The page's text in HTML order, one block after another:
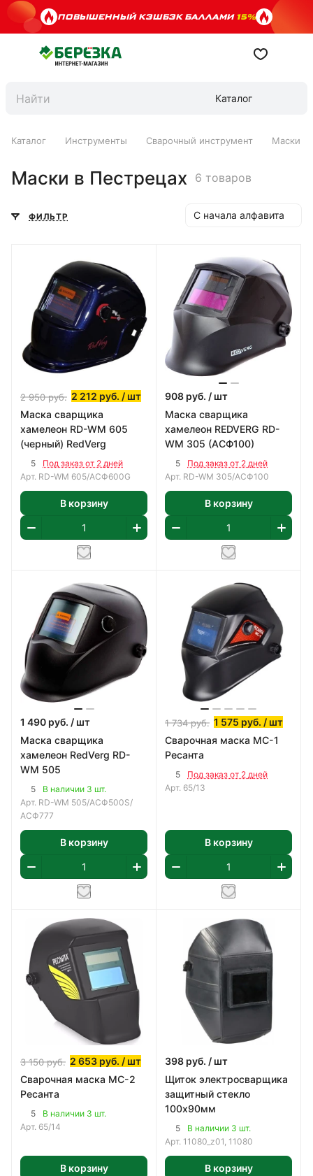
ПОВЫШЕННЫЙ КЭШБЭК БАЛЛАМИ15%
Каталог
Каталог Инструменты Сварочный инструмент Маски
Маски в Пестрецах 6 товаров
ФИЛЬТР С начала алфавита
2 950руб. 2 212 руб. / шт
Маска сварщика
хамелеон RD-WM 605
(черный) RedVerg
5
Под заказ от 2 дней
Арт. RD-WM 605/АСФ600G
В корзину
908 руб. / шт
Маска сварщика
хамелеон REDVERG RD-
WM 305 (АСФ100)
5
Под заказ от 2 дней
Арт. RD-WM 305/АСФ100
В корзину
1 490 руб. / шт
Маска сварщика
хамелеон RedVerg RD-
WM 505
5
В наличии 3 шт.
Арт. RD-WM 505/АСФ500S/
АСФ777
В корзину
1 734руб. 1 575 руб. / шт
Сварочная маска МС-1
Ресанта
5
Под заказ от 2 дней
Арт. 65/13
В корзину
3 150руб. 2 653 руб. / шт
Сварочная маска МС-2
Ресанта
5
В наличии 3 шт.
Арт. 65/14
В корзину
398 руб. / шт
Щиток электросварщика
защитный стекло
100х90мм
5
В наличии 3 шт.
Арт. 11080_z01, 11080
В корзину